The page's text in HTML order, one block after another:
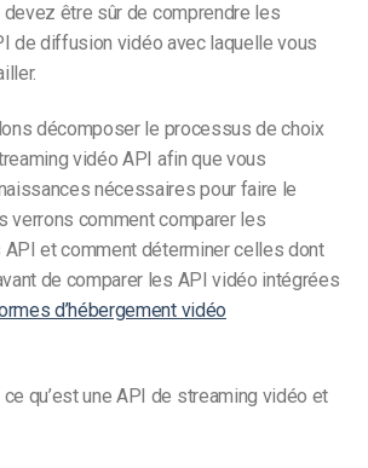
devez être sûr de comprendre les
de diffusion vidéo avec laquelle vous
décomposer le processus de choix
vidéo API afin que vous
nécessaires pour faire le
verrons comment comparer les
et comment déterminer celles dont
de comparer les API vidéo intégrées
d’hébergement vidéo
qu’est une API de streaming vidéo et